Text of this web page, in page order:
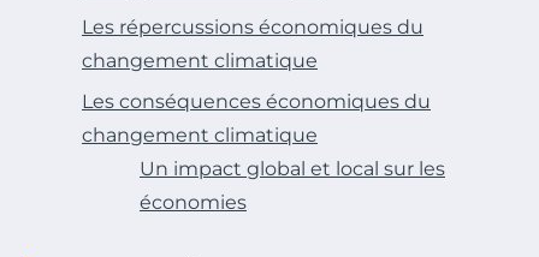
Les répercussions économiques du
changement climatique
Les conséquences économiques du
changement climatique
Un impact global et local sur les
économies